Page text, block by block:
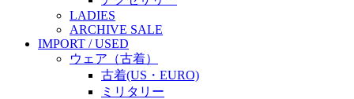
LADIES
ARCHIVE SALE
IMPORT / USED
ウェア（古着）
古着(US・EURO)
ミリタリー